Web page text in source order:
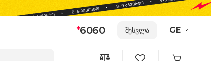
*6060 შესვლა GE